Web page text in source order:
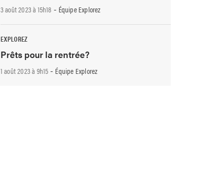
3 août 2023 à 15h18 - Équipe Explorez
EXPLOREZ
Prêts pour la rentrée?
1 août 2023 à 9h15 - Équipe Explorez